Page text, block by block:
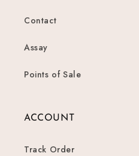
Contact
Assay
Points of Sale
ACCOUNT
Track Order